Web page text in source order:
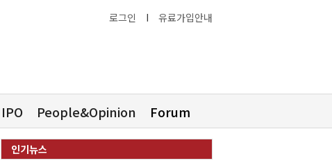
로그인 I 유료가입안내
IPO People&Opinion Forum